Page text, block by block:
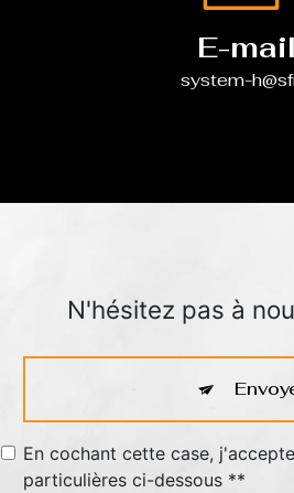
E-mail
system-
N'hésitez pas à
En cochant cette case,
particulières ci-dessous **